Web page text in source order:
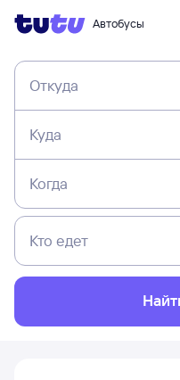
Автобусы
Откуда
Куда
Когда
Кто едет